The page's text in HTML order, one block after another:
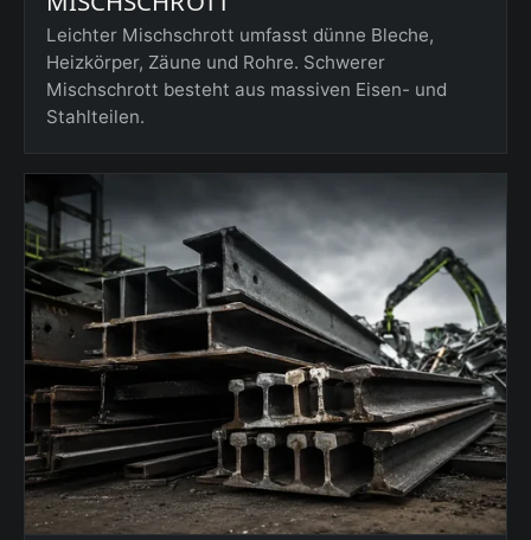
Leichter Mischschrott umfasst dünne Bleche,
Heizkörper, Zäune und Rohre. Schwerer
Mischschrott besteht aus massiven Eisen- und
Stahlteilen.